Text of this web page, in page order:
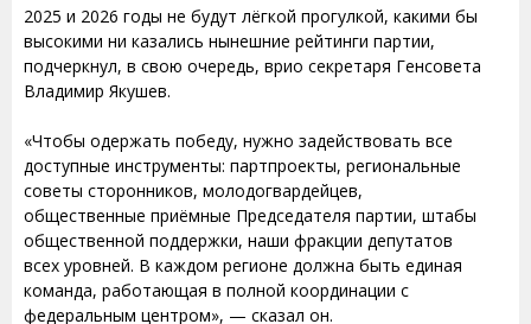
2025 и 2026 годы не будут лёгкой прогулкой, какими бы
высокими ни казались нынешние рейтинги партии,
подчеркнул, в свою очередь, врио секретаря Генсовета
Владимир Якушев.
«Чтобы одержать победу, нужно задействовать все
доступные инструменты: партпроекты, региональные
советы сторонников, молодогвардейцев,
общественные приёмные Председателя партии, штабы
общественной поддержки, наши фракции депутатов
всех уровней. В каждом регионе должна быть единая
команда, работающая в полной координации с
федеральным центром», — сказал он.